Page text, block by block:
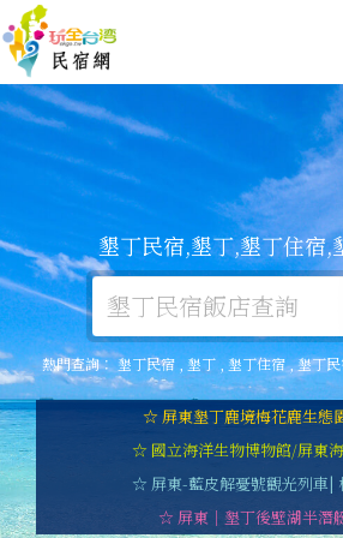
墾丁民宿,墾丁,墾丁住宿,
熱門查詢：墾丁民宿 ,墾丁,墾丁住宿,墾丁
☆ 屏東墾丁鹿境梅花鹿生態
☆ 國立海洋生物博物館/屏東
☆ 屏東-藍皮解憂號觀光列車|
☆ 屏東｜墾丁後壁湖半潛